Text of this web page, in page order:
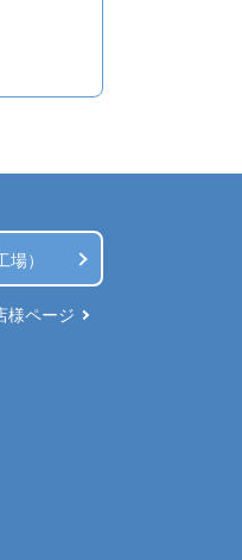
）
様ページ